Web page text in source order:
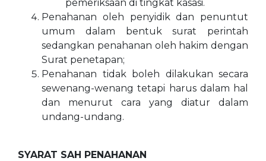
pemeriksaan di tingkat kasasi.
Penahanan oleh penyidik dan penuntut
umum dalam bentuk surat perintah
sedangkan penahanan oleh hakim dengan
Surat penetapan;
Penahanan tidak boleh dilakukan secara
sewenang-wenang tetapi harus dalam hal
dan menurut cara yang diatur dalam
undang-undang.
SYARAT SAH PENAHANAN